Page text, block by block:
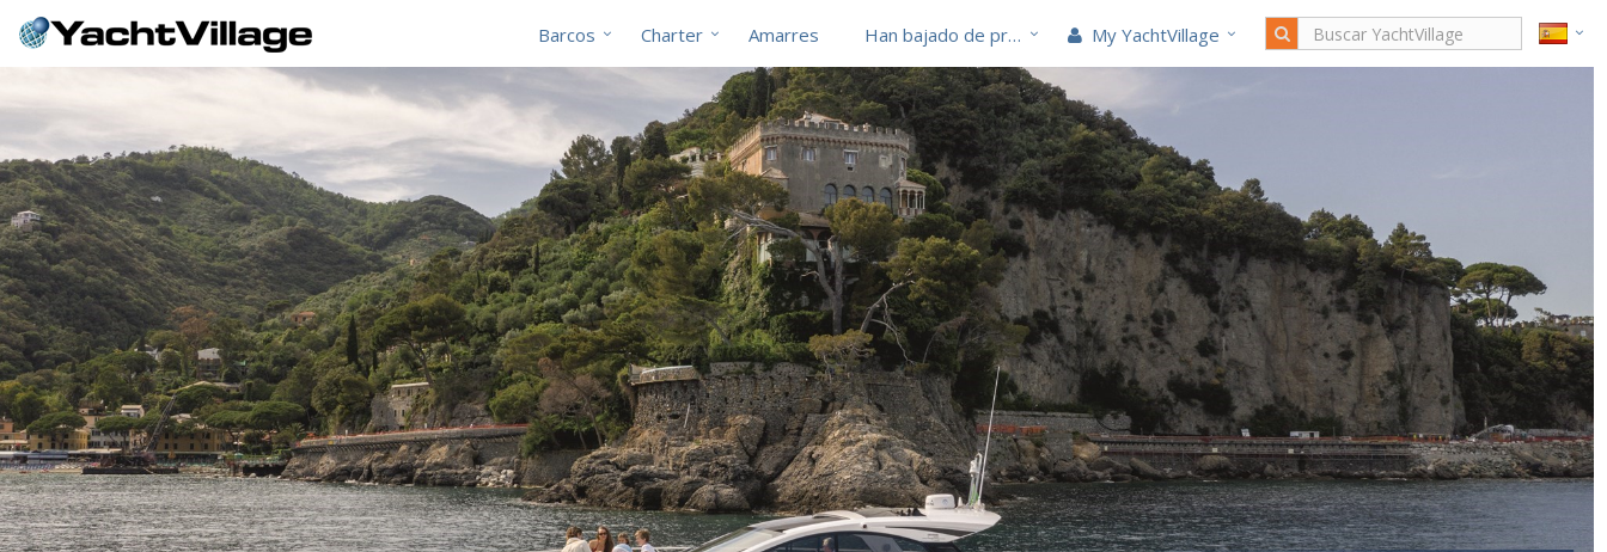
Barcos Charter Amarres Han bajado de precio My YachtVillage